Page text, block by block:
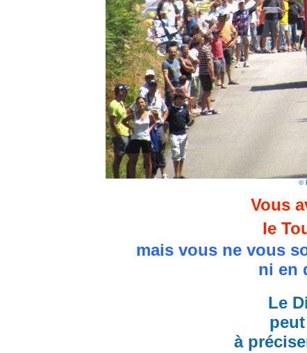
©
Vous
le
mais vous ne vous
ni en
Le
à